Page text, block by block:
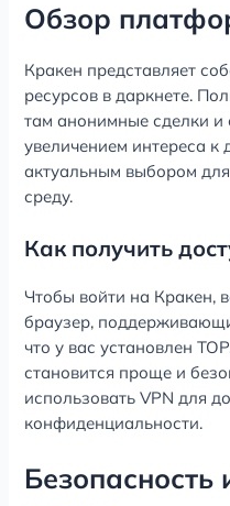
Обзор
Кракен представляет
ресурсов в даркнете.
там анонимные сделки и
увеличением интереса к
актуальным выбором
среду.
Как получить
Чтобы войти на Кракен,
браузер,
что у вас установлен
становится проще и
использовать VPN для
конфиденциальности.
Безопасность